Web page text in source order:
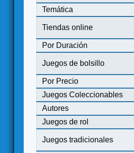
Temática
Tiendas online
Por Duración
Juegos de bolsillo
Por Precio
Juegos Coleccionables
Autores
Juegos de rol
Juegos tradicionales